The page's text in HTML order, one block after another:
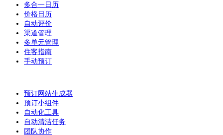
多合一日历
价格日历
自动评价
渠道管理
多单元管理
住客指南
手动预订
预订网站生成器
预订小组件
自动化工具
自动清洁任务
团队协作